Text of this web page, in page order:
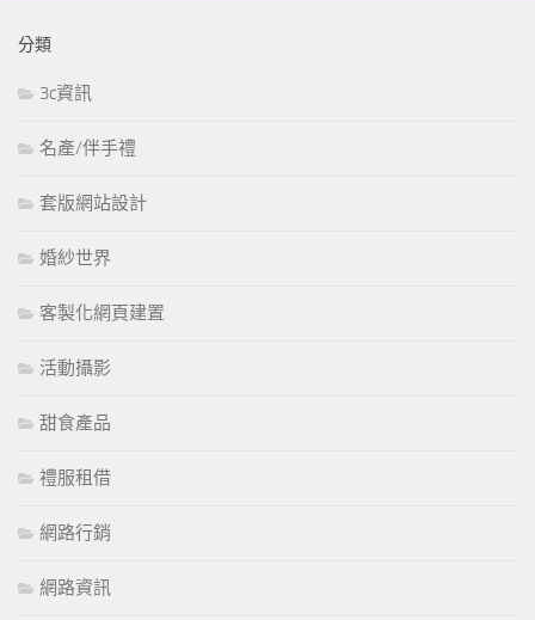
分類
3c資訊
名產/伴手禮
套版網站設計
婚紗世界
客製化網頁建置
活動攝影
甜食產品
禮服租借
網路行銷
網路資訊